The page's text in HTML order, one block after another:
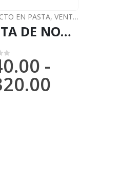
EN PASTA, VENTAS (Correo Nacional)
PASTA DE NONI / 10gr a 1kg / - (Morinda Citrifolia) 100% Extracto Puro de Pasta
-